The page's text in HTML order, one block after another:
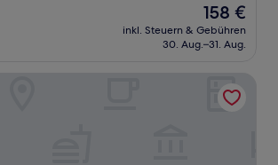
Der
Preis
beträgt
158 €
inkl. Steuern & Gebühren
30. Aug.–31. Aug.